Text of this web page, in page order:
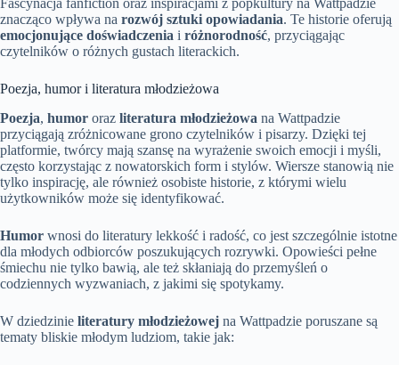
Fascynacja fanfiction oraz inspiracjami z popkultury na Wattpadzie
znacząco wpływa na rozwój sztuki opowiadania. Te historie oferują
emocjonujące doświadczenia i różnorodność, przyciągając
czytelników o różnych gustach literackich.
Poezja, humor i literatura młodzieżowa
Poezja, humor oraz literatura młodzieżowa na Wattpadzie
przyciągają zróżnicowane grono czytelników i pisarzy. Dzięki tej
platformie, twórcy mają szansę na wyrażenie swoich emocji i myśli,
często korzystając z nowatorskich form i stylów. Wiersze stanowią nie
tylko inspirację, ale również osobiste historie, z którymi wielu
użytkowników może się identyfikować.
Humor wnosi do literatury lekkość i radość, co jest szczególnie istotne
dla młodych odbiorców poszukujących rozrywki. Opowieści pełne
śmiechu nie tylko bawią, ale też skłaniają do przemyśleń o
codziennych wyzwaniach, z jakimi się spotykamy.
W dziedzinie literatury młodzieżowej na Wattpadzie poruszane są
tematy bliskie młodym ludziom, takie jak: